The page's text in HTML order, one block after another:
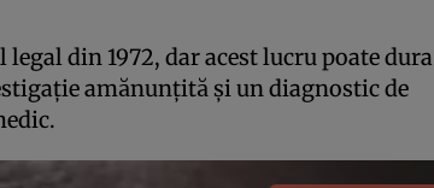
din 1972, dar acest lucru poate dura
amănunțită și un diagnostic de